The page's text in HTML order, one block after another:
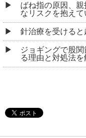
ばね指の原因、
なリスクを抱えて
針治療を受けると
ジョギングで股
る理由と対処法を